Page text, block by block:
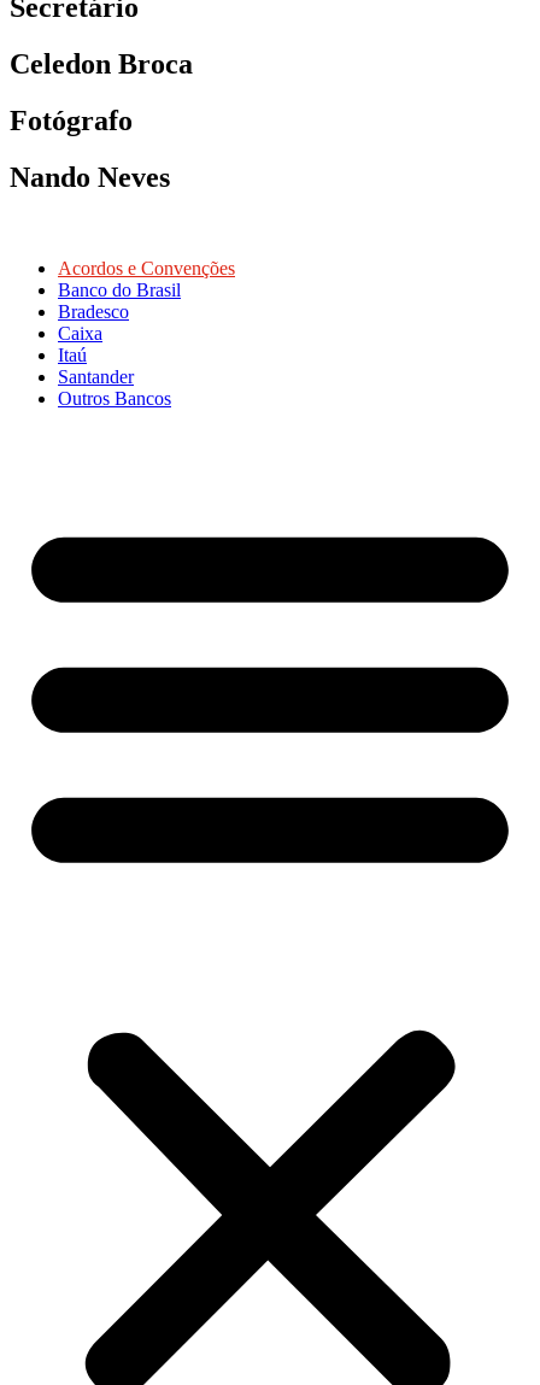
Secretário
Celedon Broca
Fotógrafo
Nando Neves
Acordos e Convenções
Banco do Brasil
Bradesco
Caixa
Itaú
Santander
Outros Bancos